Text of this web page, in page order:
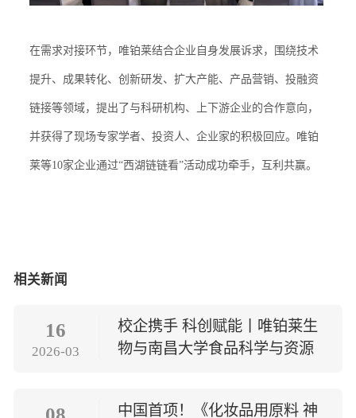
在需求对接环节，唯铂莱结合企业自身发展诉求，围绕技术
提升、成果转化、创新研发、扩大产能、产品营销、投融资
链接等领域，提出了与科研机构、 上下游企业的合作意向，
并获得了现场专家学者、投资人、企业家的积极回应。唯铂
莱等10家企业通过“西湖链链看”活动成功牵手，互利共赢。
相关新闻
16
2026-03
校企携手 科创赋能丨唯铂莱生
物与南昌大学食品科学与资源
中国首项！《化妆品用原料 神